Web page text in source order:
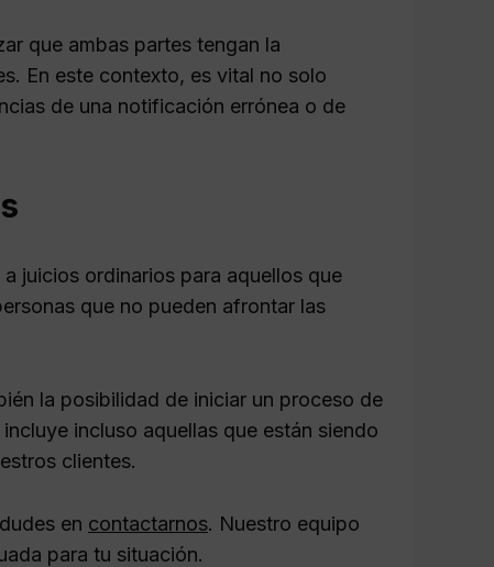
que ambas partes tengan la
En este contexto, es vital no solo
de una notificación errónea o de
a juicios ordinarios para aquellos que
que no pueden afrontar las
la posibilidad de iniciar un proceso de
incluso aquellas que están siendo
clientes.
en contactarnos. Nuestro equipo
para tu situación.